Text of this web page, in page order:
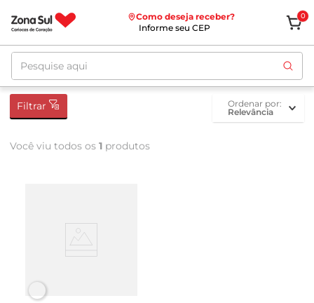
Como deseja receber?
Informe seu CEP
0
Pesquise aqui
Filtrar
ordenar por
Relevância
Você viu todos os 1 produtos